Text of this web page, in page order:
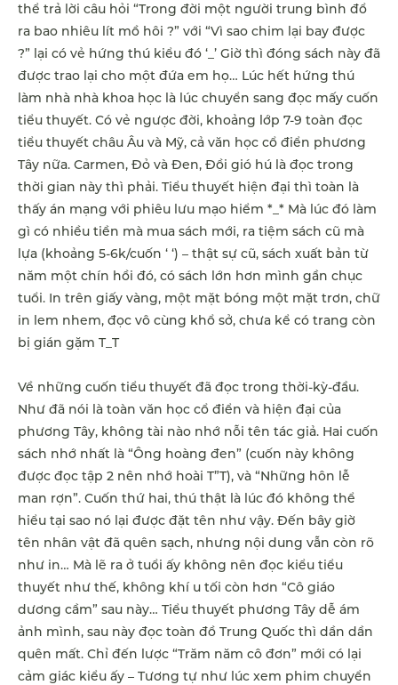
thể trả lời câu hỏi “Trong đời một người trung bình đổ
ra bao nhiêu lít mồ hôi ?” với “Vì sao chim lại bay được
?” lại có vẻ hứng thú kiểu đó ‘_’ Giờ thì đóng sách này đã
được trao lại cho một đứa em họ… Lúc hết hứng thú
làm nhà nhà khoa học là lúc chuyển sang đọc mấy cuốn
tiểu thuyết. Có vẻ ngược đời, khoảng lớp 7-9 toàn đọc
tiểu thuyết châu Âu và Mỹ, cả văn học cổ điển phương
Tây nữa. Carmen, Đỏ và Đen, Đồi gió hú là đọc trong
thời gian này thì phải. Tiểu thuyết hiện đại thì toàn là
thấy án mạng với phiêu lưu mạo hiểm *_* Mà lúc đó làm
gì có nhiều tiền mà mua sách mới, ra tiệm sách cũ mà
lựa (khoảng 5-6k/cuốn ‘ ‘) – thật sự cũ, sách xuất bản từ
năm một chín hồi đó, có sách lớn hơn mình gần chục
tuổi. In trên giấy vàng, một mặt bóng một mặt trơn, chữ
in lem nhem, đọc vô cùng khổ sở, chưa kể có trang còn
bị gián gặm T_T
Về những cuốn tiểu thuyết đã đọc trong thời-kỳ-đầu.
Như đã nói là toàn văn học cổ điển và hiện đại của
phương Tây, không tài nào nhớ nỗi tên tác giả. Hai cuốn
sách nhớ nhất là “Ông hoàng đen” (cuốn này không
được đọc tập 2 nên nhớ hoài T”T), và “Những hôn lễ
man rợn”. Cuốn thứ hai, thú thật là lúc đó không thể
hiểu tại sao nó lại được đặt tên như vậy. Đến bây giờ
tên nhân vật đã quên sạch, nhưng nội dung vẫn còn rõ
như in… Mà lẽ ra ở tuổi ấy không nên đọc kiểu tiểu
thuyết như thế, không khí u tối còn hơn “Cô giáo
dương cầm” sau này… Tiểu thuyết phương Tây dễ ám
ảnh mình, sau này đọc toàn đồ Trung Quốc thì dần dần
quên mất. Chỉ đến lược “Trăm năm cô đơn” mới có lại
cảm giác kiểu ấy – Tương tự như lúc xem phim chuyển